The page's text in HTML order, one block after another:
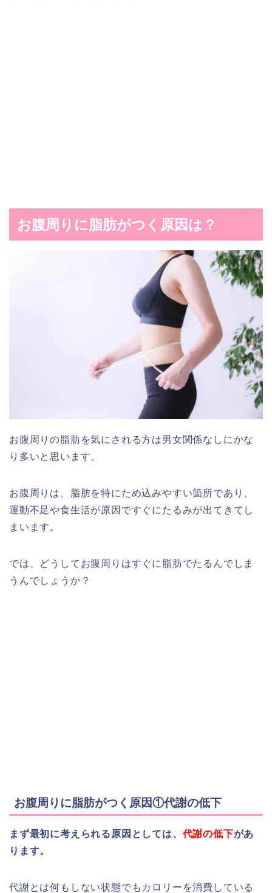
お腹周りに脂肪がつく原因は？
お腹周りの脂肪を気にされる方は男女関係なしにかな
り多いと思います。
お腹周りは、脂肪を特にため込みやすい箇所であり、
運動不足や食生活が原因ですぐにたるみが出てきてし
まいます。
では、どうしてお腹周りはすぐに脂肪でたるんでしま
うんでしょうか？
お腹周りに脂肪がつく原因①代謝の低下
まず最初に考えられる原因としては、代謝の低下があ
ります。
代謝とは何もしない状態でもカロリーを消費している